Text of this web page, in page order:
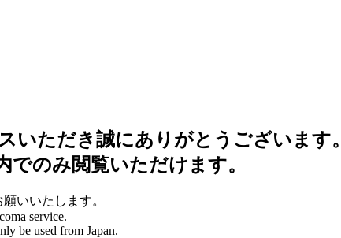
いただき誠にありがとうございます。
でのみ閲覧いただけます。
いいたします。
service.
be used from Japan.